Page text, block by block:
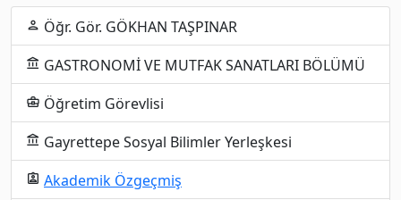
person Öğr. Gör. GÖKHAN TAŞPINAR
account_balance GASTRONOMİ VE MUTFAK SANATLARI BÖLÜMÜ
business_center Öğretim Görevlisi
account_balance Gayrettepe Sosyal Bilimler Yerleşkesi
assignment_ind Akademik Özgeçmiş